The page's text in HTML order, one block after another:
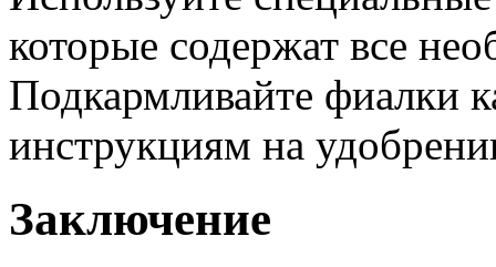
которые содержат все
Подкармливайте фиалки
инструкциям на
Заключение